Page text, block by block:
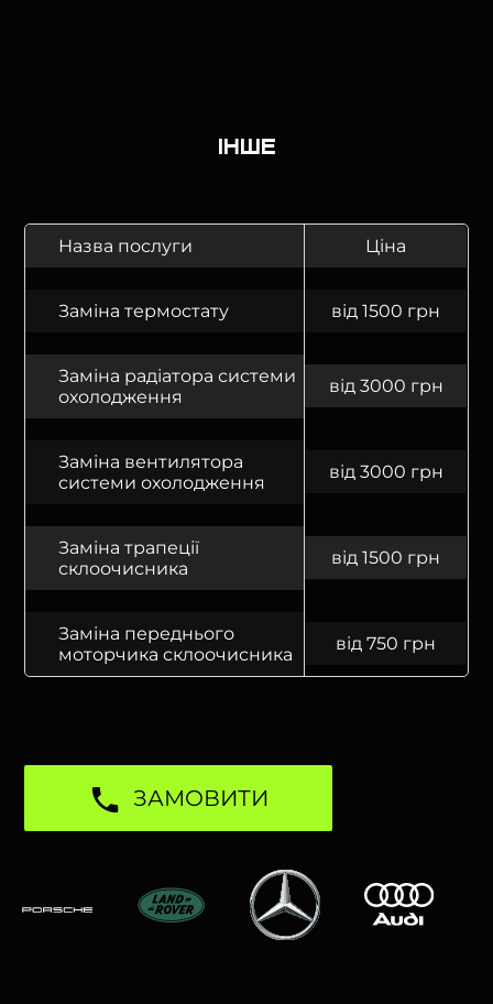
Інше
Назва послуги Ціна
Заміна термостату від 1500 грн
Заміна радіатора системи
охолодження
від 3000 грн
Заміна вентилятора
системи охолодження
від 3000 грн
Заміна трапеції
склоочисника
від 1500 грн
Заміна переднього
моторчика склоочисника
від 750 грн
ЗАМОВИТИ